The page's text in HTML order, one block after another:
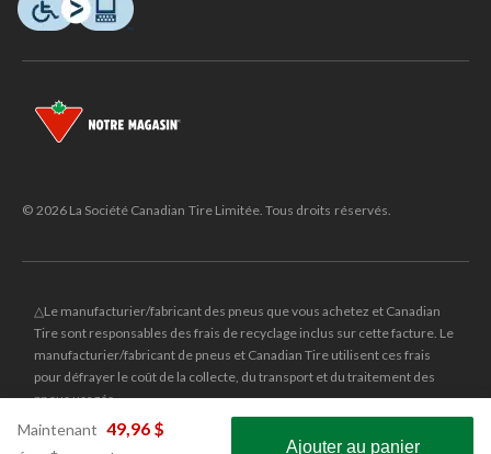
Maintenant 49,96 $
Ajouter au panier
© 2026 La Société Canadian Tire Limitée. Tous droits réservés.
△Le manufacturier/fabricant des pneus que vous achetez et Canadian
Tire sont responsables des frais de recyclage inclus sur cette facture. Le
manufacturier/fabricant de pneus et Canadian Tire utilisent ces frais
pour défrayer le coût de la collecte, du transport et du traitement des
pneus usagés.
CANADIAN TIRE MDet le logo du triangle CANADIAN TIRE sont des
marques de commerce déposées de la Société Canadian Tire Limitée.